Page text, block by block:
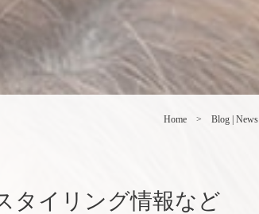
Home Blog | News
タイリング情報など